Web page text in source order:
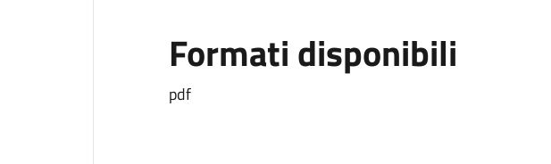
Formati disponibili
pdf